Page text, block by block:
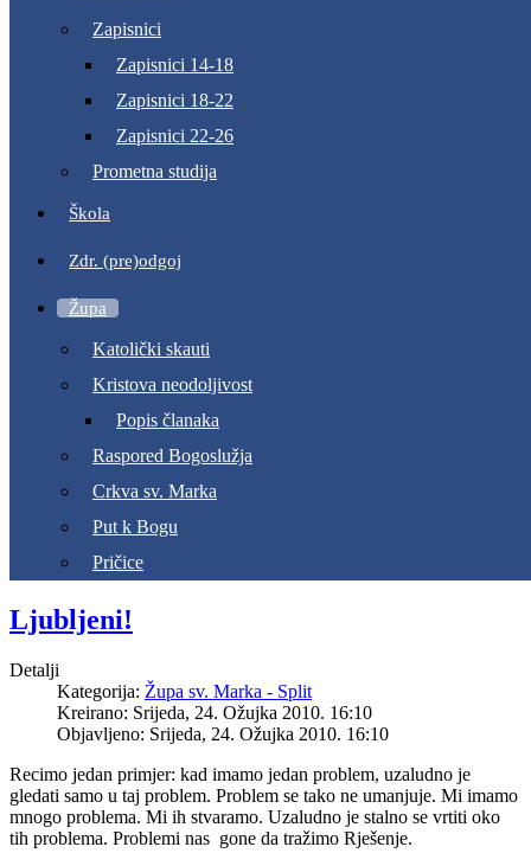
Zapisnici
Zapisnici 14-18
Zapisnici 18-22
Zapisnici 22-26
Prometna studija
Škola
Zdr. (pre)odgoj
Župa
Katolički skauti
Kristova neodoljivost
Popis članaka
Raspored Bogoslužja
Crkva sv. Marka
Put k Bogu
Pričice
Ljubljeni!
Detalji
Kategorija: Župa sv. Marka - Split
Kreirano: Srijeda, 24. Ožujka 2010. 16:10
Objavljeno: Srijeda, 24. Ožujka 2010. 16:10
Recimo jedan primjer: kad imamo jedan problem, uzaludno je
gledati samo u taj problem. Problem se tako ne umanjuje. Mi imamo
mnogo problema. Mi ih stvaramo. Uzaludno je stalno se vrtiti oko
tih problema. Problemi nas gone da tražimo Rješenje.